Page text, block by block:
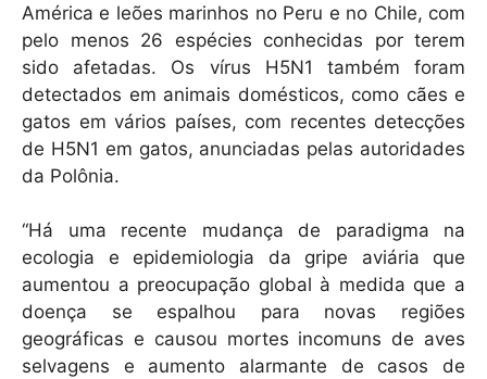
América e leões marinhos no Peru e no Chile, com
pelo menos 26 espécies conhecidas por terem
sido afetadas. Os vírus H5N1 também foram
detectados em animais domésticos, como cães e
gatos em vários países, com recentes detecções
de H5N1 em gatos, anunciadas pelas autoridades
da Polônia.
“Há uma recente mudança de paradigma na
ecologia e epidemiologia da gripe aviária que
aumentou a preocupação global à medida que a
doença se espalhou para novas regiões
geográficas e causou mortes incomuns de aves
selvagens e aumento alarmante de casos de